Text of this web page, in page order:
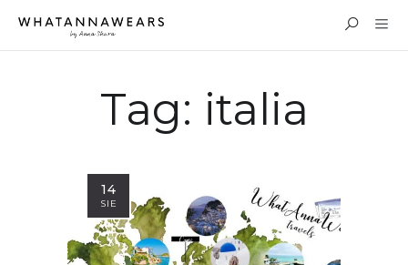
Tag: italia
14
SIE